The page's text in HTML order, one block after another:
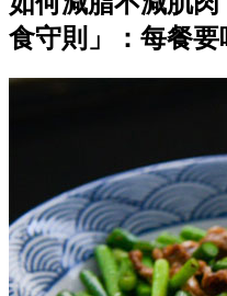
食守則」：每餐要